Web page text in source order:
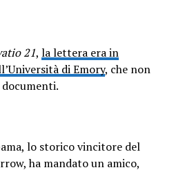
21, la lettera era in
di Emory, che non
lo storico vincitore del
ha mandato un amico,